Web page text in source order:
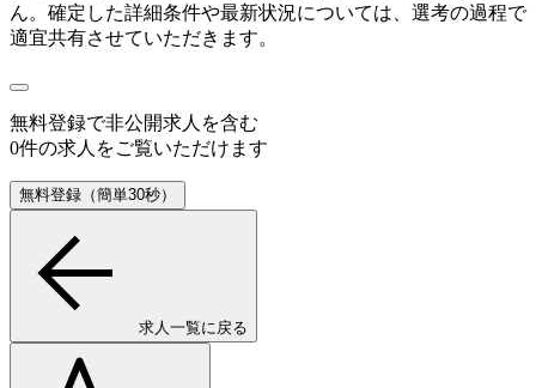
ん。確定した詳細条件や最新状況については、選考の過程で
適宜共有させていただきます。
無料登録で非公開求人 を含む
0件の求人をご覧いただけます
無料登録（簡単30秒）
求人一覧に戻る